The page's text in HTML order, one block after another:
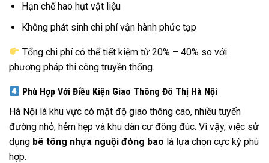
Hạn chế hao hụt vật liệu
Không phát sinh chi phí vận hành phức tạp
Tổng chi phí có thể tiết kiệm từ 20% – 40% so với
phương pháp thi công truyền thống.
Phù Hợp Với Điều Kiện Giao Thông Đô Thị Hà Nội
Hà Nội là khu vực có mật độ giao thông cao, nhiều tuyến
đường nhỏ, hẻm hẹp và khu dân cư đông đúc. Vì vậy, việc sử
dụng bê tông nhựa nguội đóng bao là lựa chọn cực kỳ phù
hợp.